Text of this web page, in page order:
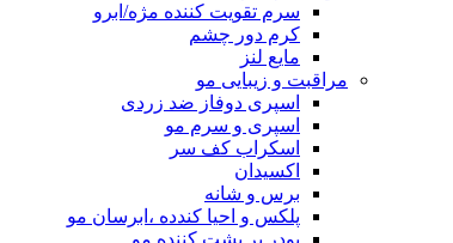
سرم تقویت کننده مژه/ابرو
کرم دور چشم
مایع لنز
مراقبت و زیبایی مو
اسپری دوفاز ضد زردی
اسپری و سرم مو
اسکراب کف سر
اکسیدان
برس و شانه
پلکس و احیا کندده ،ابرسان مو
پودر پر پشت کننده مو